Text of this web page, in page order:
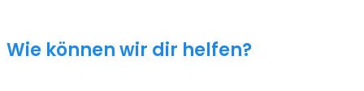
Wie können wir dir helfen?